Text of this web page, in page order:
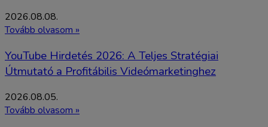
2026.08.08.
Tovább olvasom »
YouTube Hirdetés 2026: A Teljes Stratégiai
Útmutató a Profitábilis Videómarketinghez
2026.08.05.
Tovább olvasom »